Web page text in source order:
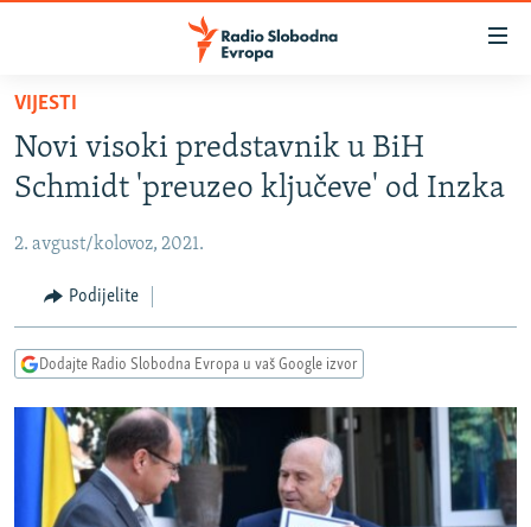
Pređite
glavni
sadržaj
na
navigaciju
Pređite
na
BOSNA I HERCEGOVINA
KOSOVO
CRNA GORA
VIDEO
FOTOGALERIJE
INFOGRAFIKE
PODCASTI
RAT U UKRAJINI
KINA NA BALKANU
RSE PRIČE IZ SVIJETA
VIJESTI
Novi visoki predstavnik u BiH
Schmidt 'preuzeo ključeve' od Inzka
2. avgust/kolovoz, 2021.
Podijelite
Dodajte Radio Slobodna Evropa u vaš Google izvor